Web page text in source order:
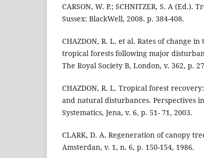
CARSON, W. P.; SCHNITZER, S. A
Sussex: BlackWell, 2008. p. 384-408.
CHAZDON, R. L. et al. Rates of change
tropical forests following major
The Royal Society B, London, v. 362, p.
CHAZDON, R. L. Tropical forest
and natural disturbances. Perspectives
Systematics, Jena, v. 6, p. 51- 71, 2003.
CLARK, D. A. Regeneration of canopy
Amsterdan, v. 1, n. 6, p. 150-154, 1986.